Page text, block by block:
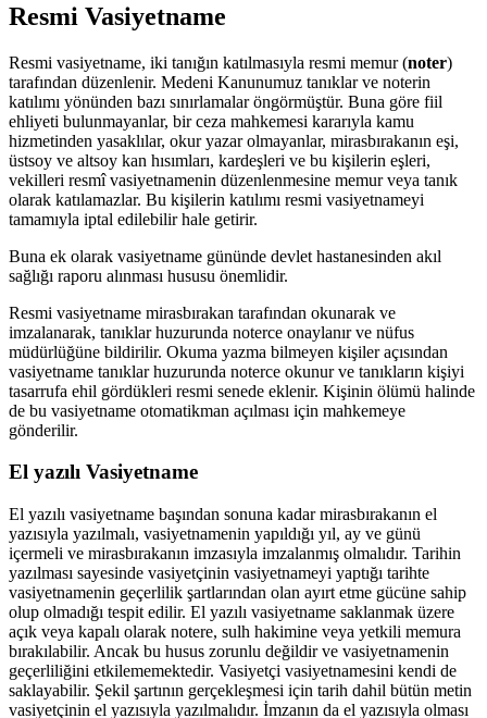
Resmi Vasiyetname
Resmi vasiyetname, iki tanığın katılmasıyla resmi memur (noter)
tarafından düzenlenir. Medeni Kanunumuz tanıklar ve noterin
katılımı yönünden bazı sınırlamalar öngörmüştür. Buna göre fiil
ehliyeti bulunmayanlar, bir ceza mahkemesi kararıyla kamu
hizmetinden yasaklılar, okur yazar olmayanlar, mirasbırakanın eşi,
üstsoy ve altsoy kan hısımları, kardeşleri ve bu kişilerin eşleri,
vekilleri resmî vasiyetnamenin düzenlenmesine memur veya tanık
olarak katılamazlar. Bu kişilerin katılımı resmi vasiyetnameyi
tamamıyla iptal edilebilir hale getirir.
Buna ek olarak vasiyetname gününde devlet hastanesinden akıl
sağlığı raporu alınması hususu önemlidir.
Resmi vasiyetname mirasbırakan tarafından okunarak ve
imzalanarak, tanıklar huzurunda noterce onaylanır ve nüfus
müdürlüğüne bildirilir. Okuma yazma bilmeyen kişiler açısından
vasiyetname tanıklar huzurunda noterce okunur ve tanıkların kişiyi
tasarrufa ehil gördükleri resmi senede eklenir. Kişinin ölümü halinde
de bu vasiyetname otomatikman açılması için mahkemeye
gönderilir.
El yazılı Vasiyetname
El yazılı vasiyetname başından sonuna kadar mirasbırakanın el
yazısıyla yazılmalı, vasiyetnamenin yapıldığı yıl, ay ve günü
içermeli ve mirasbırakanın imzasıyla imzalanmış olmalıdır. Tarihin
yazılması sayesinde vasiyetçinin vasiyetnameyi yaptığı tarihte
vasiyetnamenin geçerlilik şartlarından olan ayırt etme gücüne sahip
olup olmadığı tespit edilir. El yazılı vasiyetname saklanmak üzere
açık veya kapalı olarak notere, sulh hakimine veya yetkili memura
bırakılabilir. Ancak bu husus zorunlu değildir ve vasiyetnamenin
geçerliliğini etkilememektedir. Vasiyetçi vasiyetnamesini kendi de
saklayabilir. Şekil şartının gerçekleşmesi için tarih dahil bütün metin
vasiyetçinin el yazısıyla yazılmalıdır. İmzanın da el yazısıyla olması